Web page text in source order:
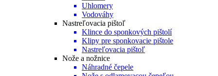
Uhlomery
Vodováhy
Nastreľovacia pištoľ
Klince do sponkových pištolí
Klipy pre sponkovacie pištole
Nastreľovacia pištoľ
Nože a nožnice
Náhradné čepele